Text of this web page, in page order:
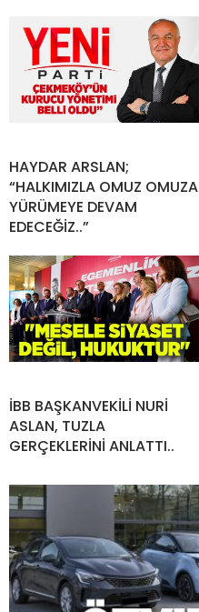
HAYDAR ARSLAN;
“HALKIMIZLA OMUZ OMUZA
YÜRÜMEYE DEVAM
EDECEĞİZ..”
İBB BAŞKANVEKİLİ NURİ
ASLAN, TUZLA
GERÇEKLERİNİ ANLATTI..